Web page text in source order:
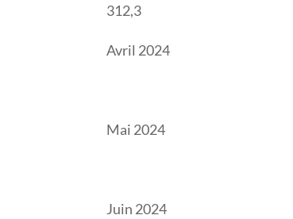
312,3
Avril 2024
Mai 2024
Juin 2024